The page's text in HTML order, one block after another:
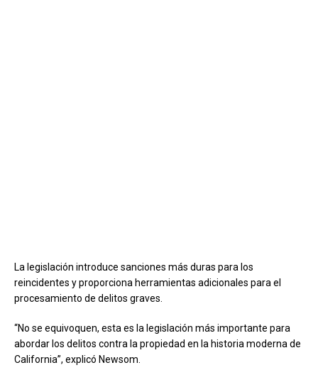
La legislación introduce sanciones más duras para los
reincidentes y proporciona herramientas adicionales para el
procesamiento de delitos graves.
“No se equivoquen, esta es la legislación más importante para
abordar los delitos contra la propiedad en la historia moderna de
California”, explicó Newsom.